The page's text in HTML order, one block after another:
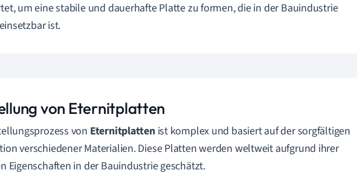
um eine stabile und dauerhafte Platte zu formen, die in der Bauindustrie
ist.
von Eternitplatten
von Eternitplattenist komplex und basiert auf der sorgfältigen
verschiedener Materialien. Diese Platten werden weltweit aufgrund ihrer
Eigenschaften in der Bauindustrie geschätzt.